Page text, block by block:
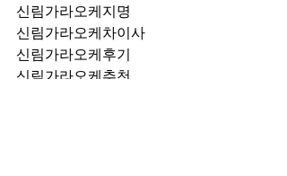
신림가라오케지명
신림가라오케차이사
신림가라오케후기
신림가라오케추천